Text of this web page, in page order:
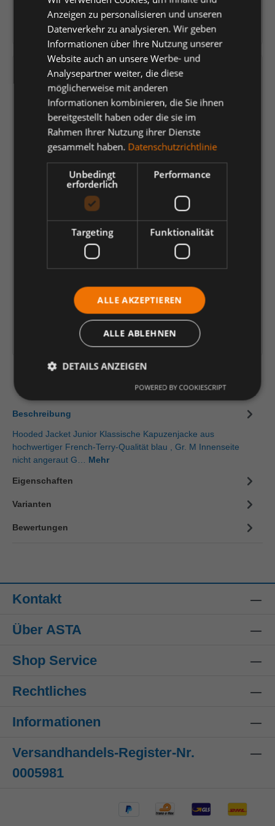
James & Nicholson
Herstellernummer: JN059KRY/M
Versandfertig in 5 Tagen, Lieferzeit 1-3 Tage
Farbeauswählen
black brown grey-heather navy red
stone white
auswählen
*
In den Warenkorb
Artikelinformationen herunterladen
Beschreibung
Hooded Jacket Junior Klassische Kapuzenjacke aus
hochwertiger French-Terry-Qualität blau , Gr. M Innenseite
nicht angeraut G… Mehr
Eigenschaften
Varianten
Bewertungen
Kontakt
Über ASTA
Shop Service
Rechtliches
Informationen
Versandhandels-Register-Nr.
0005981
Anzeigen zu personalisieren und unseren
Datenverkehr zu analysieren. Wir geben
Informationen über Ihre Nutzung unserer
Website auch an unsere Werbe- und
Analysepartner weiter, die diese
möglicherweise mit anderen
Informationen kombinieren, die Sie ihnen
bereitgestellt haben oder die sie im
Rahmen Ihrer Nutzung ihrer Dienste
gesammelt haben. Datenschutzrichtlinie
Unbedingt
erforderlich
Performance
Targeting Funktionalität
ALLE AKZEPTIEREN
ALLE ABLEHNEN
DETAILS ANZEIGEN
POWERED BY COOKIESCRIPT